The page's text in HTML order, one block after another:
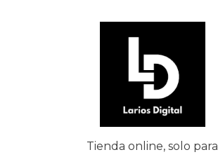
Tienda online, solo para